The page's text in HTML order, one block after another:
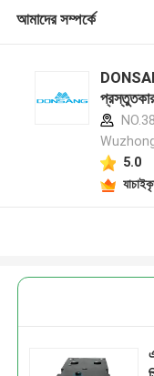
আমাদের সম্পর্কে
5.0